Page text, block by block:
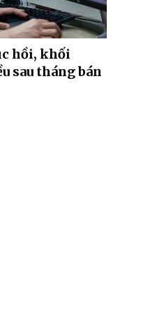
hồi, khối
sau tháng bán